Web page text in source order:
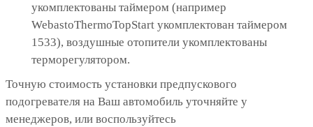
укомплектованы таймером (например
WebastoThermoTopStart укомплектован таймером
1533), воздушные отопители укомплектованы
терморегулятором.
Точную стоимость установки предпускового
подогревателя на Ваш автомобиль уточняйте у
менеджеров, или воспользуйтесь